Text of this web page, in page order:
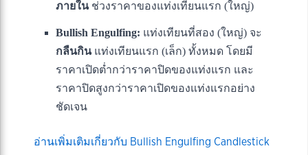
ภายในช่วงราคาของแท่งเทียนแรก (ใหญ่)
Bullish Engulfing: แท่งเทียนที่สอง (ใหญ่) จะ
กลืนกินแท่งเทียนแรก (เล็ก) ทั้งหมด โดยมี
ราคาเปิดต่ำกว่าราคาปิดของแท่งแรก และ
ราคาปิดสูงกว่าราคาเปิดของแท่งแรกอย่าง
ชัดเจน
อ่านเพิ่มเติมเกี่ยวกับ Bullish Engulfing Candlestick